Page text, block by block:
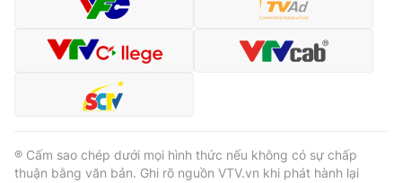
THỜI BÁO VTV
Cơ quan chủ quản:Đài Truyền hình Việt Nam
® Cấm sao chép dưới mọi hình thức nếu không có sự chấp
thuận bằng văn bản. Ghi rõ nguồn VTV.vn khi phát hành lại